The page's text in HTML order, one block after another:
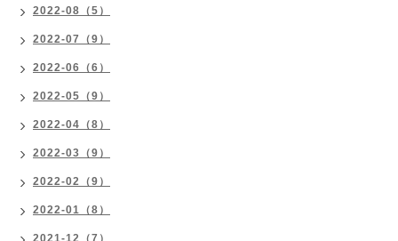
2022-08（5）
2022-07（9）
2022-06（6）
2022-05（9）
2022-04（8）
2022-03（9）
2022-02（9）
2022-01（8）
2021-12（7）